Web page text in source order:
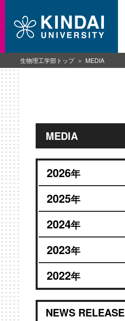
MEDIA
2026年
2025年
2024年
2023年
2022年
NEWS RELEASE
生物理工学部トップ MEDIA